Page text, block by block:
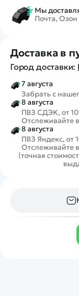
Мы
Почта, Озон
Доставка в
Город доставки:
7 августа
Забрать с
8 августа
ПВЗ СДЭК, от
Отслеживайте
8 августа
ПВЗ Яндекс, от
Отслеживайте
(точная